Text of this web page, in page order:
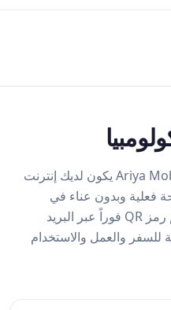
مع شريحة eSIM كولومبيا من Ariya Mobile يكون لديك إنترنت
وبدون عناء في
المطار. اشترِ عبر الإنترنت، واستلم رمز QR فوراً عبر البريد
للسفر والعمل والاستخدام